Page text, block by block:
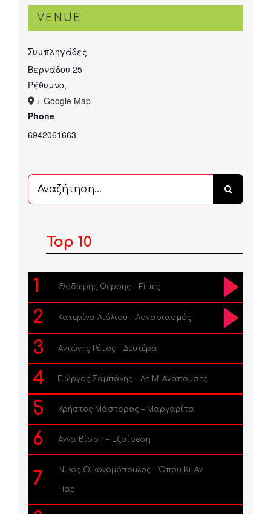
VENUE
Συμπληγάδες
Βερνάδου 25
Ρέθυμνο,
+ Google Map
Phone
6942061663
Αναζήτηση
...
Top 10
1 Θοδωρής Φέρρης – Είπες
2 Κατερίνα Λιόλιου – Λογαριασμός
3 Αντώνης Ρέμος – Δευτέρα
4 Γιώργος Σαμπάνης – Δε Μ’ Αγαπούσες
5 Χρήστος Μάστορας – Μαργαρίτα
6 Άννα Βίσση – Εξαίρεση
7 Νίκος Οικονομόπουλος – Όπου Κι Αν
Πας